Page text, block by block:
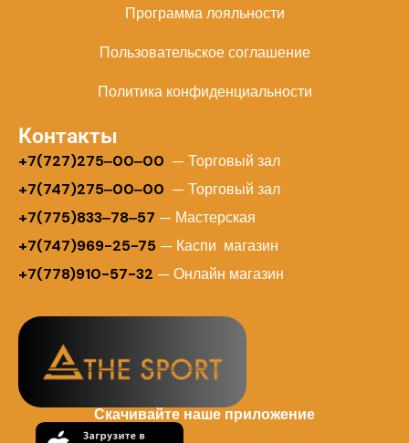
Программа лояльности
Пользовательское соглашение
Политика конфиденциальности
Контакты
+7(727)275‒00‒00 — Торговый зал
+7(747)275‒00‒00 — Торговый зал
+7(775)833‒78‒57 — Мастерская
+7(747)969-25-75 — Каспи магазин
+7(778)910-57-32 — Онлайн магазин
Скачивайте наше приложение